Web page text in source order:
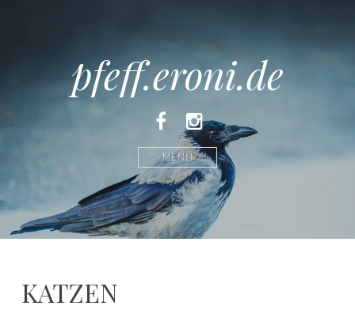
pfeff.eroni.de
FacebookInstagram
MENÜ
KATZEN